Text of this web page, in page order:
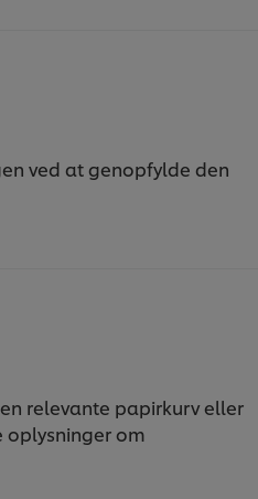
ved at genopfylde den
relevante papirkurv eller
om